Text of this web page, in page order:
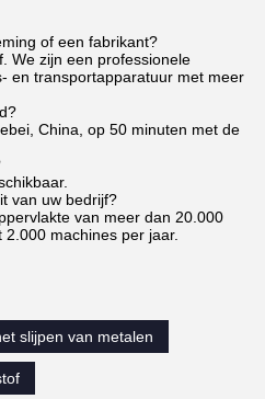
of een fabrikant?
We zijn een professionele
en transportapparatuur met meer
China, op 50 minuten met de
van uw bedrijf?
van meer dan 20.000
machines per jaar.
slijpen van metalen